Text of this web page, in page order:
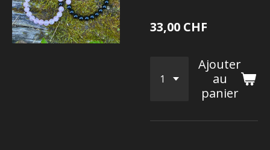
33,00 CHF
Ajouter
au
panier